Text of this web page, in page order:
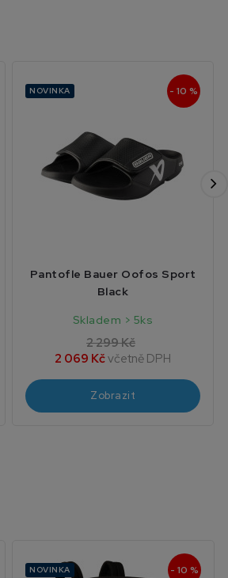
NOVINKA - 10 %
Pantofle Bauer Oofos Sport
Black
Skladem > 5ks
2 299 Kč
2 069 Kčvčetně DPH
Zobrazit
NOVINKA - 10 %